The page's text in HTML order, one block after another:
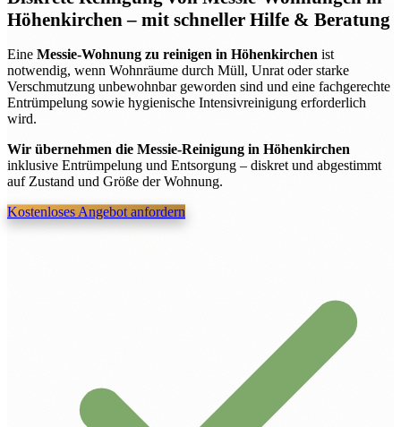
Höhenkirchen– mit schneller Hilfe & Beratung
Eine Messie-Wohnung zu reinigen in Höhenkirchen ist
notwendig, wenn Wohnräume durch Müll, Unrat oder starke
Verschmutzung unbewohnbar geworden sind und eine fachgerechte
Entrümpelung sowie hygienische Intensivreinigung erforderlich
wird.
Wir übernehmen die Messie-Reinigung in Höhenkirchen
inklusive Entrümpelung und Entsorgung – diskret und abgestimmt
auf Zustand und Größe der Wohnung.
Kostenloses Angebot anfordern